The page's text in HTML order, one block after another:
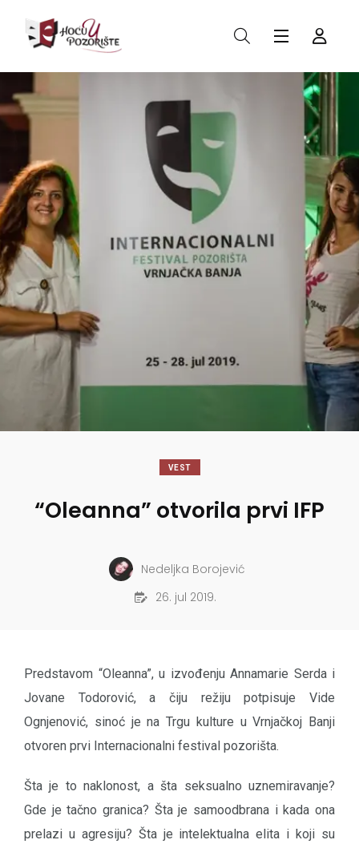
VEST
“Oleanna” otvorila prvi IFP
Nedeljka Borojević
26. jul 2019.
Predstavom “Oleanna”, u izvođenju Annamarie Serda i
Jovane Todorović, a čiju režiju potpisuje Vide
Ognjenović, sinoć je na Trgu kulture u Vrnjačkoj Banji
otvoren prvi Internacionalni festival pozorišta.
Šta je to naklonost, a šta seksualno uznemiravanje?
Gde je tačno granica? Šta je samoodbrana i kada ona
prelazi u agresiju? Šta je intelektualna elita i koji su